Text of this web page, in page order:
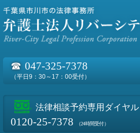
☎ 047-325-7378
（平日9：30～17：00受付）
法律相談予約専用ダイヤル
0120-25-7378 （24時間受付）